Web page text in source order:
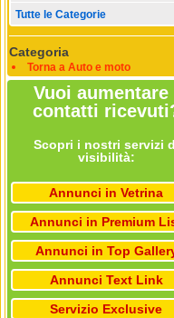
Tutte le Categorie
Categoria
Torna a Auto e moto
Vuoi aumentare
contatti
Scopri i nostri servizi
visibilità:
Annunci in Vetrina
Annunci in Premium
Annunci in Top
Annunci Text Link
Servizio Exclusive